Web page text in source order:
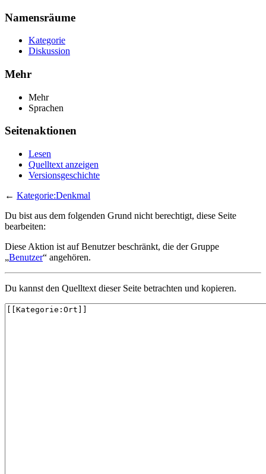
Namensräume
Kategorie
Diskussion
Mehr
Mehr
Sprachen
Seitenaktionen
Lesen
Quelltext anzeigen
Versionsgeschichte
← Kategorie:Denkmal
Du bist aus dem folgenden Grund nicht berechtigt, diese Seite
bearbeiten:
Diese Aktion ist auf Benutzer beschränkt, die der Gruppe
„Benutzer“ angehören.
Du kannst den Quelltext dieser Seite betrachten und kopieren.